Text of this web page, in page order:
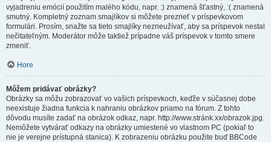
vyjadreniu emócií použitím malého kódu, napr. :) znamená šťastný, :( znamená
smutný. Kompletný zoznam smajlíkov si môžete prezrieť v príspevkovom
formulári. Prosím, snažte sa tieto smajlíky nezneužívať, aby sa príspevok nestal
nečitateľným. Moderátor môže taktiež prípadne váš príspevok v tomto smere
zmeniť.
Hore
Môžem pridávať obrázky?
Obrázky sa môžu zobrazovať vo vašich príspevkoch, keďže v súčasnej dobe
neexistuje žiadna funkcia k nahraniu obrázkov priamo na fórum. Z tohto
dôvodu musíte zadať na obrázok odkaz, napr. http://www.stránk.xx/obrazok.jpg.
Nemôžete vytvárať odkazy na obrázky umiestené vo vlastnom PC (pokiaľ to
nie je verejne prístupná stanica). K zobrazeniu obrázku použite buď BBCode